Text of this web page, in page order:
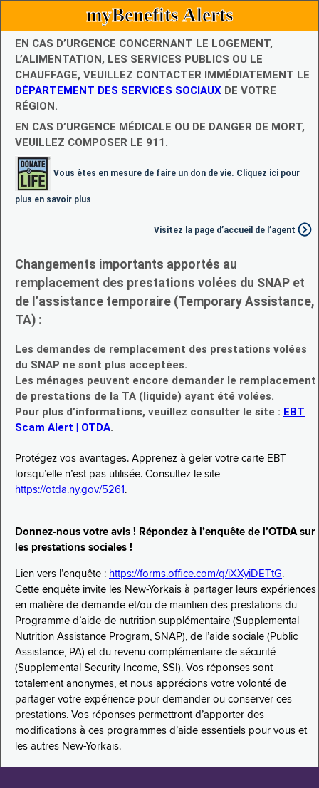
myBenefits Alerts
EN CAS D’URGENCE CONCERNANT LE LOGEMENT,
L’ALIMENTATION, LES SERVICES PUBLICS OU LE
CHAUFFAGE, VEUILLEZ CONTACTER IMMÉDIATEMENT LE
DÉPARTEMENT DES SERVICES SOCIAUX DE VOTRE
RÉGION.
EN CAS D’URGENCE MÉDICALE OU DE DANGER DE MORT,
VEUILLEZ COMPOSER LE 911.
Vous êtes en mesure de faire un don de vie. Cliquez ici pour
plus en savoir plus
Visitez la page d’accueil de l’agent
Changements importants apportés au
remplacement des prestations volées du SNAP et
de l’assistance temporaire (Temporary Assistance,
TA) :
Les demandes de remplacement des prestations volées
du SNAP ne sont plus acceptées.
Les ménages peuvent encore demander le remplacement
de prestations de la TA (liquide) ayant été volées.
Pour plus d’informations, veuillez consulter le site : EBT
Scam Alert | OTDA.
Protégez vos avantages. Apprenez à geler votre carte EBT
lorsqu’elle n’est pas utilisée. Consultez le site
https://otda.ny.gov/5261 .
Donnez-nous votre avis ! Répondez à l’enquête de l’OTDA sur
les prestations sociales !
Lien vers l’enquête : https://forms.office.com/g/iXXyiDETtG.
Cette enquête invite les New-Yorkais à partager leurs expériences
en matière de demande et/ou de maintien des prestations du
Programme d’aide de nutrition supplémentaire (Supplemental
Nutrition Assistance Program, SNAP), de l’aide sociale (Public
Assistance, PA) et du revenu complémentaire de sécurité
(Supplemental Security Income, SSI). Vos réponses sont
totalement anonymes, et nous apprécions votre volonté de
partager votre expérience pour demander ou conserver ces
prestations. Vos réponses permettront d’apporter des
modifications à ces programmes d’aide essentiels pour vous et
les autres New-Yorkais.